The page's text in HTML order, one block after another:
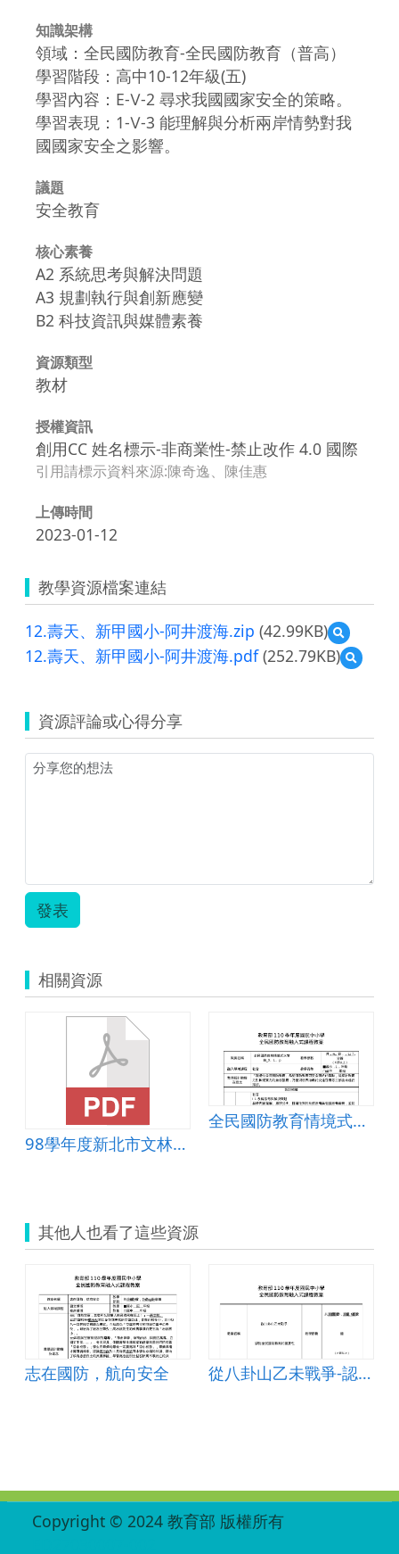
知識架構
領域：全民國防教育-全民國防教育（普高）
學習階段：高中10-12年級(五)
學習內容：E-Ⅴ-2 尋求我國國家安全的策略。
學習表現：1-Ⅴ-3 能理解與分析兩岸情勢對我
國國家安全之影響。
議題
安全教育
核心素養
A2 系統思考與解決問題
A3 規劃執行與創新應變
B2 科技資訊與媒體素養
資源類型
教材
授權資訊
創用CC 姓名標示-非商業性-禁止改作 4.0 國際
引用請標示資料來源:陳奇逸、陳佳惠
上傳時間
2023-01-12
教學資源檔案連結
12.壽天、新甲國小-阿井渡海.zip (42.99KB)
預
覽
12.
國
12.壽天、新甲國小-阿井渡海.pdf(252.79KB)
預
覽
新
甲
資源評論或心得分享
發表
相關資源
98學年度新北市文林國小一年級數學課程計畫
全民國防教育情境式大富翁1、2、4
其他人也看了這些資源
志在國防，航向安全 從八卦山乙未戰爭-認識全 民國防教育的重要性
Copyright © 2024 教育部 版權所有